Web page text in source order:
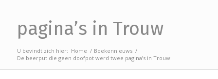
pagina’s in Trouw
U bevindt zich hier: Home / Boekennieuws /
De beerput die geen doofpot werd twee pagina’s in Trouw